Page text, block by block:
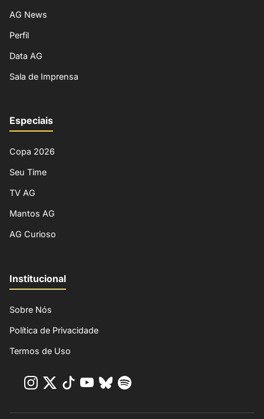
AG News
Perfil
Data AG
Sala de Imprensa
Especiais
Copa 2026
Seu Time
TV AG
Mantos AG
AG Curioso
Institucional
Sobre Nós
Política de Privacidade
Termos de Uso